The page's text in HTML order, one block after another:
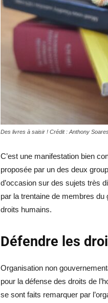
Des livres à saisir ! Crédit : Anthony
C’est une manifestation bien
proposée par un des deux
d’occasion sur des sujets très
par la trentaine de membres du
droits humains.
Défendre les
Organisation non
pour la défense des droits de
se sont faits remarquer par